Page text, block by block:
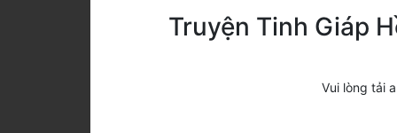
Truyện Tinh Giáp
Vui lòng tải